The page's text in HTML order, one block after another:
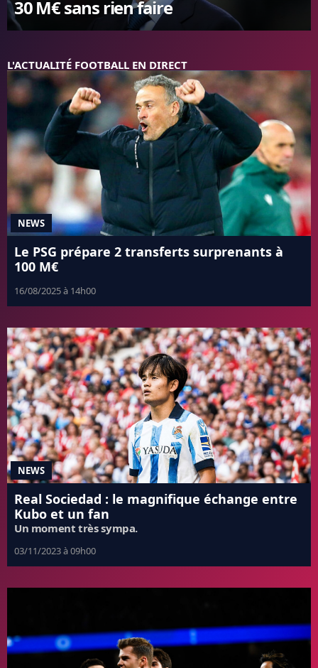
FC BARCELONE
MANCHESTER UNITED
ARSENAL
BAYERN
L'AVIS DE LA RÉDAC'
30 M€ sans rien faire
L'ACTUALITÉ FOOTBALL EN DIRECT
NEWS
Le PSG prépare 2 transferts surprenants à
100 M€
16/08/2025 à 14h00
NEWS
Real Sociedad : le magnifique échange entre
Kubo et un fan
Un moment très sympa.
03/11/2023 à 09h00